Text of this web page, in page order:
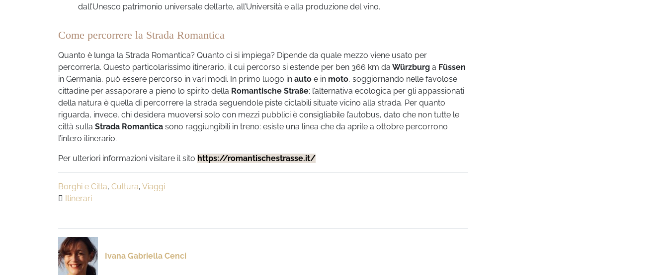
dall’Unesco patrimonio universale dell’arte, all’Università e alla produzione del vino.
Come percorrere la Strada Romantica
Quanto è lunga la Strada Romantica? Quanto ci si impiega? Dipende da quale mezzo viene usato per
percorrerla. Questo particolarissimo itinerario, il cui percorso si estende per ben 366 km da Würzburg a Füssen
in Germania, può essere percorso in vari modi. In primo luogo in auto e in moto, soggiornando nelle favolose
cittadine per assaporare a pieno lo spirito della Romantische Straße; l’alternativa ecologica per gli appassionati
della natura è quella di percorrere la strada seguendole piste ciclabili situate vicino alla strada. Per quanto
riguarda, invece, chi desidera muoversi solo con mezzi pubblici è consigliabile l’autobus, dato che non tutte le
città sulla Strada Romantica sono raggiungibili in treno: esiste una linea che da aprile a ottobre percorrono
l’intero itinerario.
Per ulteriori informazioni visitare il sito https://romantischestrasse.it/
Borghi e Citta, Cultura, Viaggi
Itinerari
Ivana Gabriella Cenci